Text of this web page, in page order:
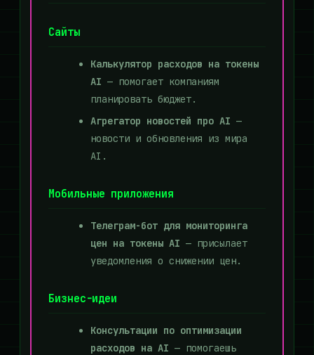
Сайты
Калькулятор расходов на токены
AI — помогает компаниям
планировать бюджет.
Агрегатор новостей про AI —
новости и обновления из мира
AI.
Мобильные приложения
Телеграм-бот для мониторинга
цен на токены AI — присылает
уведомления о снижении цен.
Бизнес-идеи
Консультации по оптимизации
расходов на AI — помогаешь